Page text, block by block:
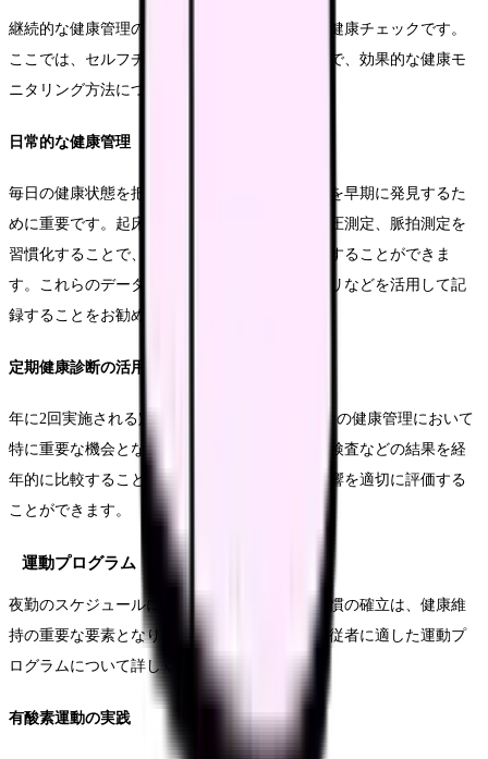
継続的な健康管理の基本となるのが、定期的な健康チェックです。
ここでは、セルフチェックから専門的な検査まで、効果的な健康モ
ニタリング方法について解説します。
日常的な健康管理
毎日の健康状態を把握することは、体調の変化を早期に発見するた
めに重要です。起床時と就寝前の体温測定、血圧測定、脈拍測定を
習慣化することで、体調の変化を客観的に把握することができま
す。これらのデータは、スマートフォンのアプリなどを活用して記
録することをお勧めします。
定期健康診断の活用
年に2回実施される定期健康診断は、夜勤専従者の健康管理において
特に重要な機会となります。血液検査や心電図検査などの結果を経
年的に比較することで、夜勤による身体への影響を適切に評価する
ことができます。
運動プログラム
夜勤のスケジュールに合わせた効果的な運動習慣の確立は、健康維
持の重要な要素となります。ここでは、夜勤専従者に適した運動プ
ログラムについて詳しく解説します。
有酸素運動の実践